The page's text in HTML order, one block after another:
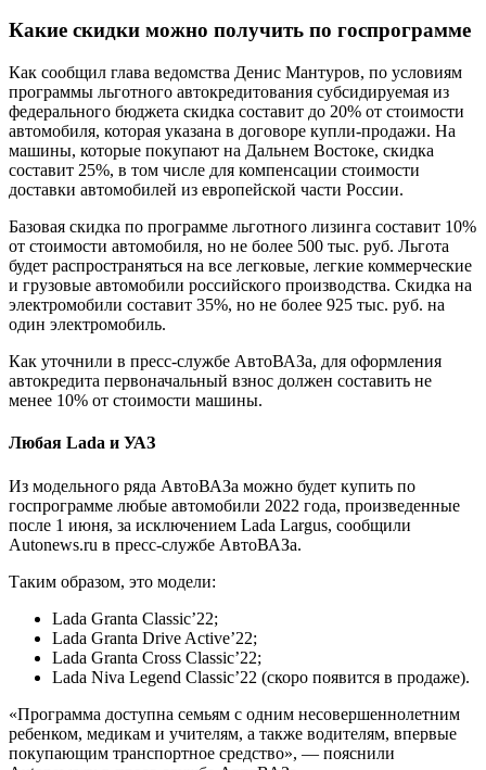
Какие скидки можно получить по госпрограмме
Как сообщил глава ведомства Денис Мантуров, по условиям
программы льготного автокредитования субсидируемая из
федерального бюджета скидка составит до 20% от стоимости
автомобиля, которая указана в договоре купли-продажи. На
машины, которые покупают на Дальнем Востоке, скидка
составит 25%, в том числе для компенсации стоимости
доставки автомобилей из европейской части России.
Базовая скидка по программе льготного лизинга составит 10%
от стоимости автомобиля, но не более 500 тыс. руб. Льгота
будет распространяться на все легковые, легкие коммерческие
и грузовые автомобили российского производства. Скидка на
электромобили составит 35%, но не более 925 тыс. руб. на
один электромобиль.
Как уточнили в пресс-службе АвтоВАЗа, для оформления
автокредита первоначальный взнос должен составить не
менее 10% от стоимости машины.
Любая Lada и УАЗ
Из модельного ряда АвтоВАЗа можно будет купить по
госпрограмме любые автомобили 2022 года, произведенные
после 1 июня, за исключением Lada Largus, сообщили
Autonews.ru в пресс-службе АвтоВАЗа.
Таким образом, это модели:
Lada Granta Classic’22;
Lada Granta Drive Active’22;
Lada Granta Cross Classic’22;
Lada Niva Legend Classic’22 (скоро появится в продаже).
«Программа доступна семьям с одним несовершеннолетним
ребенком, медикам и учителям, а также водителям, впервые
покупающим транспортное средство», — пояснили